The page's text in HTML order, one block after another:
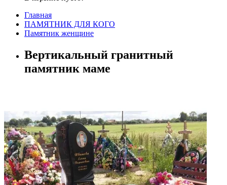
Главная
ПАМЯТНИК ДЛЯ КОГО
Памятник женщине
Вертикальный гранитный
памятник маме